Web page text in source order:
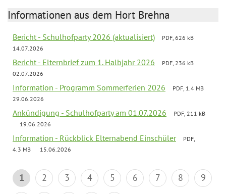
Informationen aus dem Hort Brehna
Bericht - Schulhofparty 2026 (aktualisiert)
PDF, 626 kB
14.07.2026
Bericht - Elternbrief zum 1. Halbjahr 2026
PDF, 236 kB
02.07.2026
Information - Programm Sommerferien 2026
PDF, 1.4 MB
29.06.2026
Ankündigung - Schulhofparty am 01.07.2026
PDF, 211 kB
19.06.2026
Information - Rückblick Elternabend Einschüler
PDF,
4.3 MB
15.06.2026
1 2 3 4 5 6 7 8
9